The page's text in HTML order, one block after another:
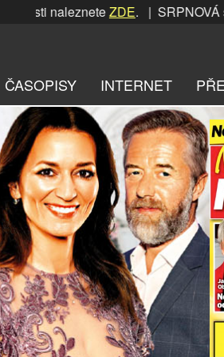
ZDE. | SRPNOVÁ soutěž!
ČASOPISY INTERNET